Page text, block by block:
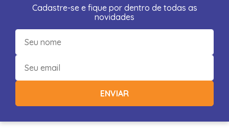
Cadastre-se e fique por dentro de todas as
novidades
ENVIAR